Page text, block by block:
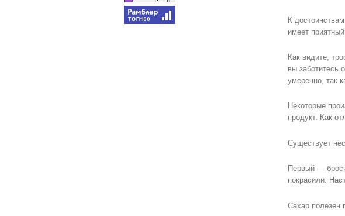
К
имеет
Как видите,
вы заботитесь
умеренно, так
Некоторые
продукт. Как
Существует
Первый —
покрасили.
Сахар полезен